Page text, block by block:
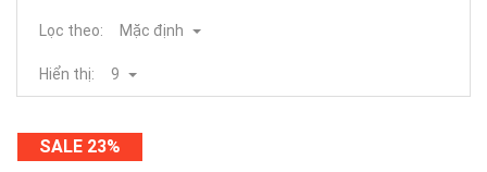
Lọc theo: Mặc định
Hiển thị: 9
SALE 23%